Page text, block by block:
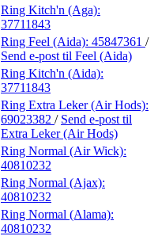
Ring Kitch'n (Aga):
37711843
Ring Feel (Aida): 45847361 /
Send e-post til Feel (Aida)
Ring Kitch'n (Aida):
37711843
Ring Extra Leker (Air Hods):
69023382 / Send e-post til
Extra Leker (Air Hods)
Ring Normal (Air Wick):
40810232
Ring Normal (Ajax):
40810232
Ring Normal (Alama):
40810232